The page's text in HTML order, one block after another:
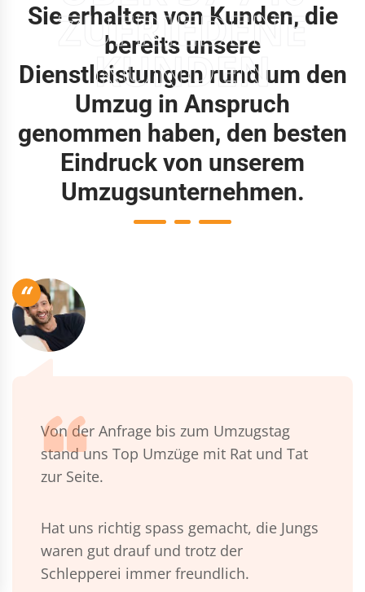
ZUFRIEDENE
KUNDEN
Sie erhalten von Kunden, die
bereits unsere
Dienstleistungen rund um den
Umzug in Anspruch
genommen haben, den besten
Eindruck von unserem
Umzugsunternehmen.
“
Von der Anfrage bis zum Umzugstag
stand uns Top Umzüge mit Rat und Tat
zur Seite.
Hat uns richtig spass gemacht, die Jungs
waren gut drauf und trotz der
Schlepperei immer freundlich.